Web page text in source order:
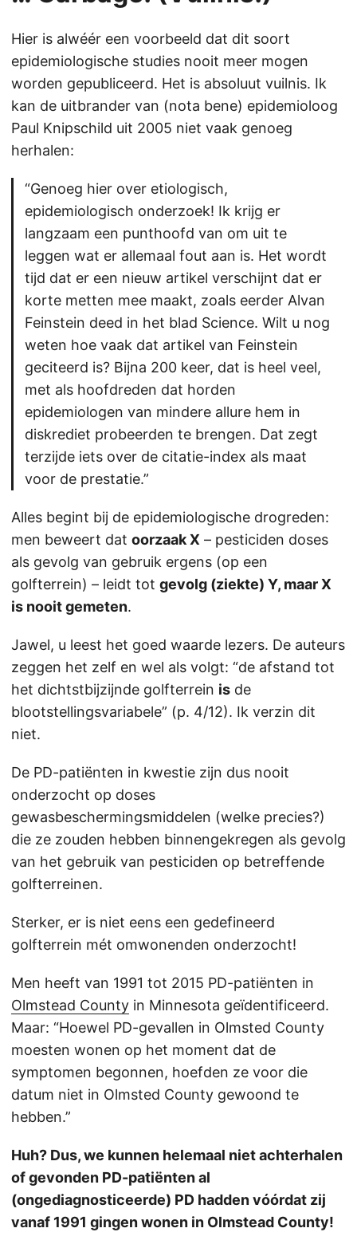
Hier is alwéér een voorbeeld dat dit soort
epidemiologische studies nooit meer mogen
worden gepubliceerd. Het is absoluut vuilnis. Ik
kan de uitbrander van (nota bene) epidemioloog
Paul Knipschild uit 2005 niet vaak genoeg
herhalen:
“Genoeg hier over etiologisch,
epidemiologisch onderzoek! Ik krijg er
langzaam een punthoofd van om uit te
leggen wat er allemaal fout aan is. Het wordt
tijd dat er een nieuw artikel verschijnt dat er
korte metten mee maakt, zoals eerder Alvan
Feinstein deed in het blad Science. Wilt u nog
weten hoe vaak dat artikel van Feinstein
geciteerd is? Bijna 200 keer, dat is heel veel,
met als hoofdreden dat horden
epidemiologen van mindere allure hem in
diskrediet probeerden te brengen. Dat zegt
terzijde iets over de citatie-index als maat
voor de prestatie.”
Alles begint bij de epidemiologische drogreden:
men beweert dat oorzaak X – pesticiden doses
als gevolg van gebruik ergens (op een
golfterrein) – leidt tot gevolg (ziekte) Y, maar X
is nooit gemeten.
Jawel, u leest het goed waarde lezers. De auteurs
zeggen het zelf en wel als volgt: “de afstand tot
het dichtstbijzijnde golfterrein is de
blootstellingsvariabele” (p. 4/12). Ik verzin dit
niet.
De PD-patiënten in kwestie zijn dus nooit
onderzocht op doses
gewasbeschermingsmiddelen (welke precies?)
die ze zouden hebben binnengekregen als gevolg
van het gebruik van pesticiden op betreffende
golfterreinen.
Sterker, er is niet eens een gedefineerd
golfterrein mét omwonenden onderzocht!
Men heeft van 1991 tot 2015 PD-patiënten in
Olmstead County in Minnesota geïdentificeerd.
Maar: “Hoewel PD-gevallen in Olmsted County
moesten wonen op het moment dat de
symptomen begonnen, hoefden ze voor die
datum niet in Olmsted County gewoond te
hebben.”
Huh? Dus, we kunnen helemaal niet achterhalen
of gevonden PD-patiënten al
(ongediagnosticeerde) PD hadden vóórdat zij
vanaf 1991 gingen wonen in Olmstead County!